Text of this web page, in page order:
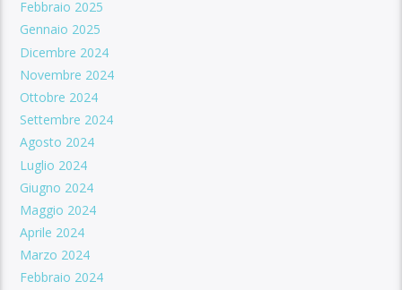
Febbraio 2025
Gennaio 2025
Dicembre 2024
Novembre 2024
Ottobre 2024
Settembre 2024
Agosto 2024
Luglio 2024
Giugno 2024
Maggio 2024
Aprile 2024
Marzo 2024
Febbraio 2024